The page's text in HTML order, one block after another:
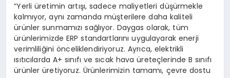
“Yerli üretimin artışı, sadece maliyetleri düşürmekle
kalmıyor, aynı zamanda müşterilere daha kaliteli
ürünler sunmamızı sağlıyor. Daygas olarak, tüm
ürünlerimizde ERP standartlarını uygulayarak enerji
verimliliğini önceliklendiriyoruz. Ayrıca, elektrikli
ısıtıcılarda A+ sınıfı ve sıcak hava üreteçlerinde B sınıfı
ürünler üretiyoruz. Ürünlerimizin tamamı, çevre dostu